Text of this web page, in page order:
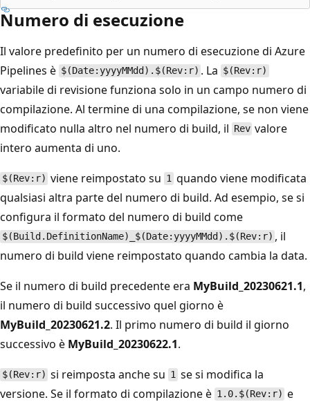
Numero di esecuzione
Il valore predefinito per un numero di esecuzione di Azure
Pipelines è $(Date:yyyyMMdd).$(Rev:r) . La $(Rev:r)
variabile di revisione funziona solo in un campo numero di
compilazione. Al termine di una compilazione, se non viene
modificato nulla altro nel numero di build, il Rev valore
intero aumenta di uno.
$(Rev:r) viene reimpostato su 1quando viene modificata
qualsiasi altra parte del numero di build. Ad esempio, se si
configura il formato del numero di build come
$(Build.DefinitionName)_$(Date:yyyyMMdd).$(Rev:r) , il
numero di build viene reimpostato quando cambia la data.
Se il numero di build precedente era MyBuild_20230621.1,
il numero di build successivo quel giorno è
MyBuild_20230621.2. Il primo numero di build il giorno
successivo è MyBuild_20230622.1.
$(Rev:r) si reimposta anche su 1se si modifica la
versione. Se il formato di compilazione è 1.0.$(Rev:r) e